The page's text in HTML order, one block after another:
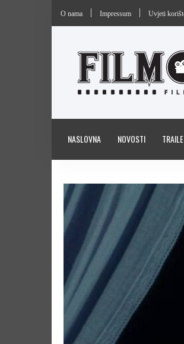
O nama Impressum Uvjeti
NASLOVNA NOVOSTI